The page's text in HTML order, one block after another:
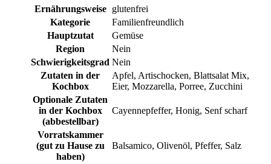
Ernährungsweise
glutenfrei
Kategorie
Familienfreundlich
Hauptzutat
Gemüse
Region
Nein
Schwierigkeitsgrad Nein
Zutaten in der
Kochbox
Apfel, Artischocken, Blattsalat Mix,
Eier, Mozzarella, Porree, Zucchini
Optionale Zutaten
in der Kochbox
(abbestellbar)
Cayennepfeffer, Honig, Senf scharf
Vorratskammer
(gut zu Hause zu
haben)
Balsamico, Olivenöl, Pfeffer, Salz